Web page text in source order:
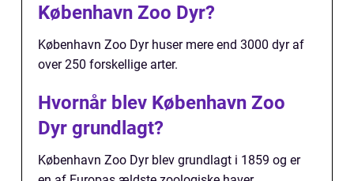
København Zoo Dyr?
København Zoo Dyr huser mere end 3000 dyr af
over 250 forskellige arter.
Hvornår blev København Zoo
Dyr grundlagt?
København Zoo Dyr blev grundlagt i 1859 og er